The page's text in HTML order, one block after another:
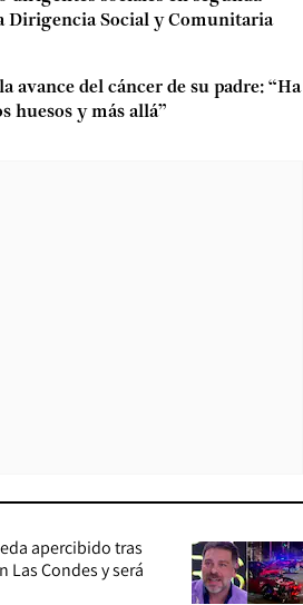
Dirigencia Social y Comunitaria
avance del cáncer de su padre: “Ha
huesos y más allá”
apercibido tras
Las Condes y será